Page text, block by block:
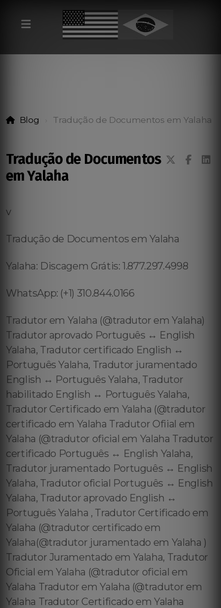
Blog Tradução de Documentos em Yalaha
Tradução de Documentos
em Yalaha
v
Tradução de Documentos em Yalaha
Yalaha: Discagem Grátis: 1.877.297.4998
WhatsApp: (+1) 310.844.0166
Tradutor em Yalaha (@tradutor em Yalaha)
Tradutor aprovado Português ↔️ English
Yalaha, Tradutor certificado English ↔️
Português Yalaha, Tradutor juramentado
English ↔️ Português Yalaha, Tradutor
habilitado English ↔️ Português Yalaha,
Tradutor Certificado em Yalaha (@tradutor
certificado em Yalaha Tradutor Ofiial em
Yalaha (@tradutor oficial em Yalaha Tradutor
certificado Português ↔️ English Yalaha,
Tradutor juramentado Português ↔️ English
Yalaha, Tradutor oficial Português ↔️ English
Yalaha, Tradutor aprovado English ↔️
Português Yalaha , Tradutor Certificado em
Yalaha (@tradutor certificado em
Yalaha(@tradutor juramentado em Yalaha )
Tradutor Juramentado em Yalaha, Tradutor
Oficial em Yalaha (@tradutor oficial em
Yalaha Tradutor em Yalaha (@tradutor em
Yalaha Tradutor Certificado em Yalaha